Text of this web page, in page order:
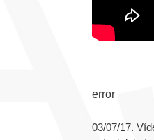
error
03/07/17.